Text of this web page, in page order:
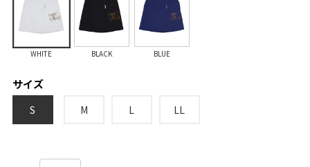
WHITE BLACK BLUE
サイズ
S M L LL